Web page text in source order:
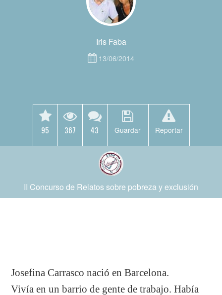
Iris Faba
13/06/2014
95 367 43 Guardar Reportar
II Concurso de Relatos sobre pobreza y exclusión
Josefina Carrasco nació en Barcelona.
Vivía en un barrio de gente de trabajo. Había